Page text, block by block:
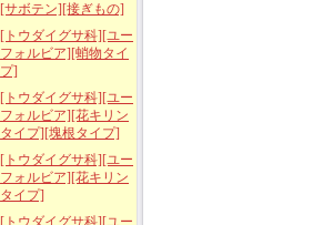
[サボテン][接ぎもの]
[トウダイグサ科][ユー
フォルビア][蛸物タイ
プ]
[トウダイグサ科][ユー
フォルビア][花キリン
タイプ][塊根タイプ]
[トウダイグサ科][ユー
フォルビア][花キリン
タイプ]
[トウダイグサ科][ユー